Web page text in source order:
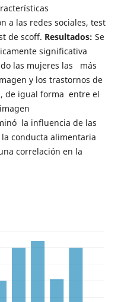
a las redes sociales, test
de scoff. Resultados: Se
significativa
las mujeres las más
y los trastornos de
de igual forma entre el
la influencia de las
conducta alimentaria
correlación en la